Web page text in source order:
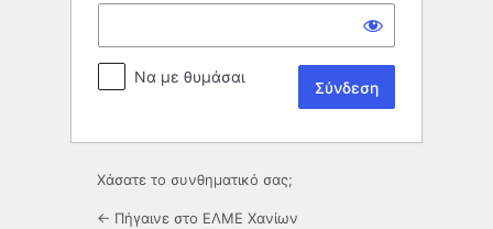
Να με θυμάσαι
Χάσατε το συνθηματικό σας;
← Πήγαινε στο ΕΛΜΕ Χανίων